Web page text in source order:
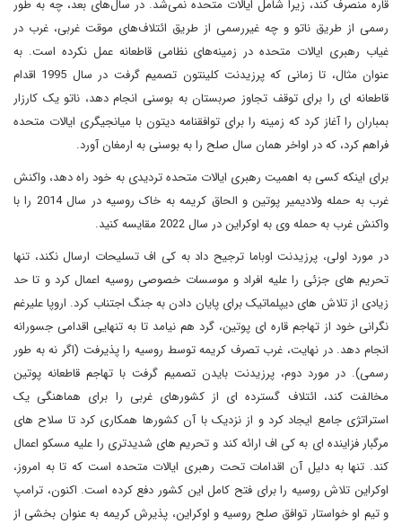
قاره منصرف کند، زیرا شامل ایالات متحده نمی‌شد. در سال‌های بعد، چه به طور
رسمی از طریق ناتو و چه غیررسمی از طریق ائتلاف‌های موقت غربی، غرب در
غیاب رهبری ایالات متحده در زمینه‌های نظامی قاطعانه عمل نکرده است. به
عنوان مثال، تا زمانی که پرزیدنت کلینتون تصمیم گرفت در سال 1995 اقدام
قاطعانه ای را برای توقف تجاوز صربستان به بوسنی انجام دهد، ناتو یک کارزار
بمباران را آغاز کرد که زمینه را برای توافقنامه دیتون با میانجیگری ایالات متحده
فراهم کرد، که در اواخر همان سال صلح را به بوسنی به ارمغان آورد.
برای اینکه کسی به اهمیت رهبری ایالات متحده تردیدی به خود راه دهد، واکنش
غرب به حمله ولادیمیر پوتین و الحاق کریمه به خاک روسیه در سال 2014 را با
واکنش غرب به حمله وی به اوکراین در سال 2022 مقایسه کنید.
در مورد اولی، پرزیدنت اوباما ترجیح داد به کی اف تسلیحات ارسال نکند، تنها
تحریم های جزئی را علیه افراد و موسسات خصوصی روسیه اعمال کرد و تا حد
زیادی از تلاش های دیپلماتیک برای پایان دادن به جنگ اجتناب کرد. اروپا علیرغم
نگرانی خود از تهاجم قاره ای پوتین، گرد هم نیامد تا به تنهایی اقدامی جسورانه
انجام دهد. در نهایت، غرب تصرف کریمه توسط روسیه را پذیرفت (اگر نه به طور
رسمی). در مورد دوم، پرزیدنت بایدن تصمیم گرفت با تهاجم قاطعانه پوتین
مخالفت کند، ائتلاف گسترده ای از کشورهای غربی را برای هماهنگی یک
استراتژی جامع ایجاد کرد و از نزدیک با آن کشورها همکاری کرد تا سلاح های
مرگبار فزاینده ای به کی اف ارائه کند و تحریم های شدیدتری را علیه مسکو اعمال
کند. تنها به دلیل آن اقدامات تحت رهبری ایالات متحده است که تا به امروز،
اوکراین تلاش روسیه را برای فتح کامل این کشور دفع کرده است. اکنون، ترامپ
و تیم او خواستار توافق صلح روسیه و اوکراین، پذیرش کریمه به عنوان بخشی از